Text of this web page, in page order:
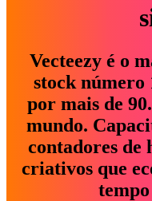
Vecteezy é o
stock número
por mais de
mundo.
contadores de
criativos que